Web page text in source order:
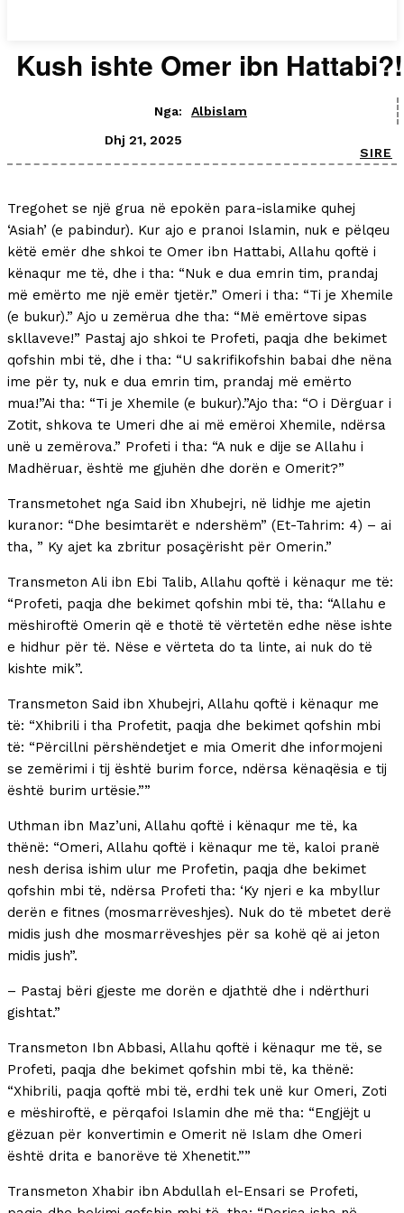
Kush ishte Omer ibn Hattabi?!
Nga:
Albislam
Dhj 21, 2025
SIRE
Tregohet se një grua në epokën para-islamike quhej
‘Asiah’ (e pabindur). Kur ajo e pranoi Islamin, nuk e pëlqeu
këtë emër dhe shkoi te Omer ibn Hattabi, Allahu qoftë i
kënaqur me të, dhe i tha: “Nuk e dua emrin tim, prandaj
më emërto me një emër tjetër.” Omeri i tha: “Ti je Xhemile
(e bukur).” Ajo u zemërua dhe tha: “Më emërtove sipas
skllaveve!” Pastaj ajo shkoi te Profeti, paqja dhe bekimet
qofshin mbi të, dhe i tha: “U sakrifikofshin babai dhe nëna
ime për ty, nuk e dua emrin tim, prandaj më emërto
mua!”Ai tha: “Ti je Xhemile (e bukur).”Ajo tha: “O i Dërguar i
Zotit, shkova te Umeri dhe ai më emëroi Xhemile, ndërsa
unë u zemërova.” Profeti i tha: “A nuk e dije se Allahu i
Madhëruar, është me gjuhën dhe dorën e Omerit?”
Transmetohet nga Said ibn Xhubejri, në lidhje me ajetin
kuranor: “Dhe besimtarët e ndershëm” (Et-Tahrim: 4) – ai
tha, ” Ky ajet ka zbritur posaçërisht për Omerin.”
Transmeton Ali ibn Ebi Talib, Allahu qoftë i kënaqur me të:
“Profeti, paqja dhe bekimet qofshin mbi të, tha: “Allahu e
mëshiroftë Omerin që e thotë të vërtetën edhe nëse ishte
e hidhur për të. Nëse e vërteta do ta linte, ai nuk do të
kishte mik”.
Transmeton Said ibn Xhubejri, Allahu qoftë i kënaqur me
të: “Xhibrili i tha Profetit, paqja dhe bekimet qofshin mbi
të: “Përcillni përshëndetjet e mia Omerit dhe informojeni
se zemërimi i tij është burim force, ndërsa kënaqësia e tij
është burim urtësie.””
Uthman ibn Maz’uni, Allahu qoftë i kënaqur me të, ka
thënë: “Omeri, Allahu qoftë i kënaqur me të, kaloi pranë
nesh derisa ishim ulur me Profetin, paqja dhe bekimet
qofshin mbi të, ndërsa Profeti tha: ‘Ky njeri e ka mbyllur
derën e fitnes (mosmarrëveshjes). Nuk do të mbetet derë
midis jush dhe mosmarrëveshjes për sa kohë që ai jeton
midis jush”.
– Pastaj bëri gjeste me dorën e djathtë dhe i ndërthuri
gishtat.”
Transmeton Ibn Abbasi, Allahu qoftë i kënaqur me të, se
Profeti, paqja dhe bekimet qofshin mbi të, ka thënë:
“Xhibrili, paqja qoftë mbi të, erdhi tek unë kur Omeri, Zoti
e mëshiroftë, e përqafoi Islamin dhe më tha: “Engjëjt u
gëzuan për konvertimin e Omerit në Islam dhe Omeri
është drita e banorëve të Xhenetit.””
Transmeton Xhabir ibn Abdullah el-Ensari se Profeti,